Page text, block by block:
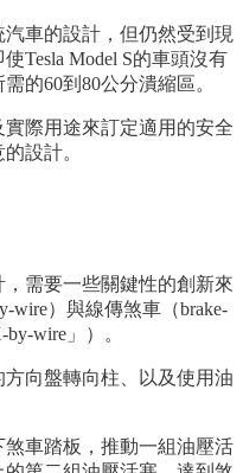
車的設計，但仍然受到現
Tesla Model S的車頭沒有
的60到80公分潰縮區。
際用途來訂定適用的安全
設計。
需要一些關鍵性的創新來
wire）與線傳煞車（brake-
wire」）。
向盤轉向柱、以及使用油
車踏板，推動一組油壓活